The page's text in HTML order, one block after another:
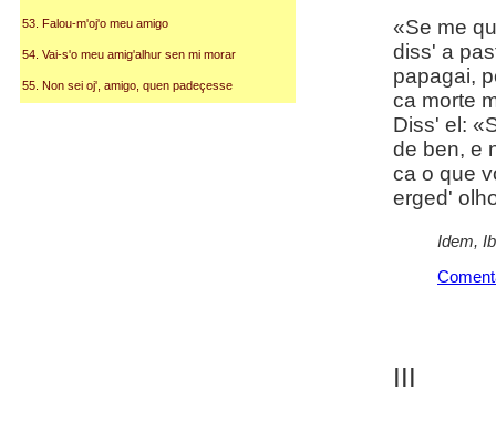
53. Falou-m'oj'o meu amigo
54. Vai-s'o meu amig'alhur sen mi morar
55. Non sei oj', amigo, quen padeçesse
«Se me
diss' a
papagai,
ca morte
Diss' el:
de ben, e
ca o que
erged'
Idem,
III